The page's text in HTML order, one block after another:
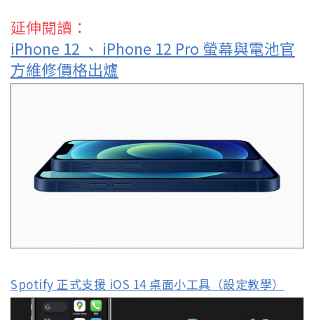
延伸閱讀：
iPhone 12 、 iPhone 12 Pro 螢幕與電池官
方維修價格出爐
Spotify 正式支援 iOS 14 桌面小工具（設定教學）